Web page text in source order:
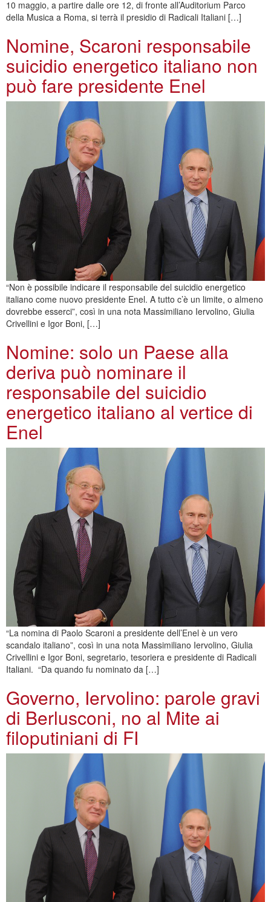
10 maggio, a partire dalle ore 12, di fronte all’Auditorium Parco
della Musica a Roma, si terrà il presidio di Radicali Italiani […]
Nomine, Scaroni responsabile
suicidio energetico italiano non
può fare presidente Enel
“Non è possibile indicare il responsabile del suicidio energetico
italiano come nuovo presidente Enel. A tutto c’è un limite, o almeno
dovrebbe esserci”, così in una nota Massimiliano Iervolino, Giulia
Crivellini e Igor Boni, […]
Nomine: solo un Paese alla
deriva può nominare il
responsabile del suicidio
energetico italiano al vertice di
Enel
“La nomina di Paolo Scaroni a presidente dell’Enel è un vero
scandalo italiano”, così in una nota Massimiliano Iervolino, Giulia
Crivellini e Igor Boni, segretario, tesoriera e presidente di Radicali
Italiani. “Da quando fu nominato da […]
Governo, Iervolino: parole gravi
di Berlusconi, no al Mite ai
filoputiniani di FI